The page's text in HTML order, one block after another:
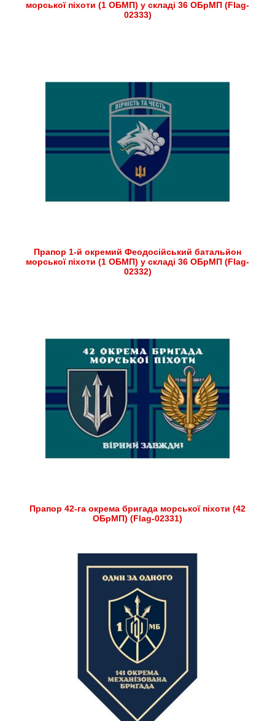
морської піхоти (1 ОБМП) у складі 36 ОБрМП (Flag-
02333)
Прапор 1-й окремий Феодосійський батальйон
морської піхоти (1 ОБМП) у складі 36 ОБрМП (Flag-
02332)
Прапор 42-га окрема бригада морської піхоти (42
ОБрМП) (Flag-02331)